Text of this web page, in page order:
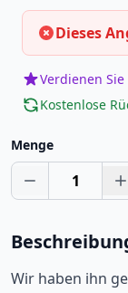
Dieses
Verdienen
Kostenlose
Menge
1
Wir haben ihn